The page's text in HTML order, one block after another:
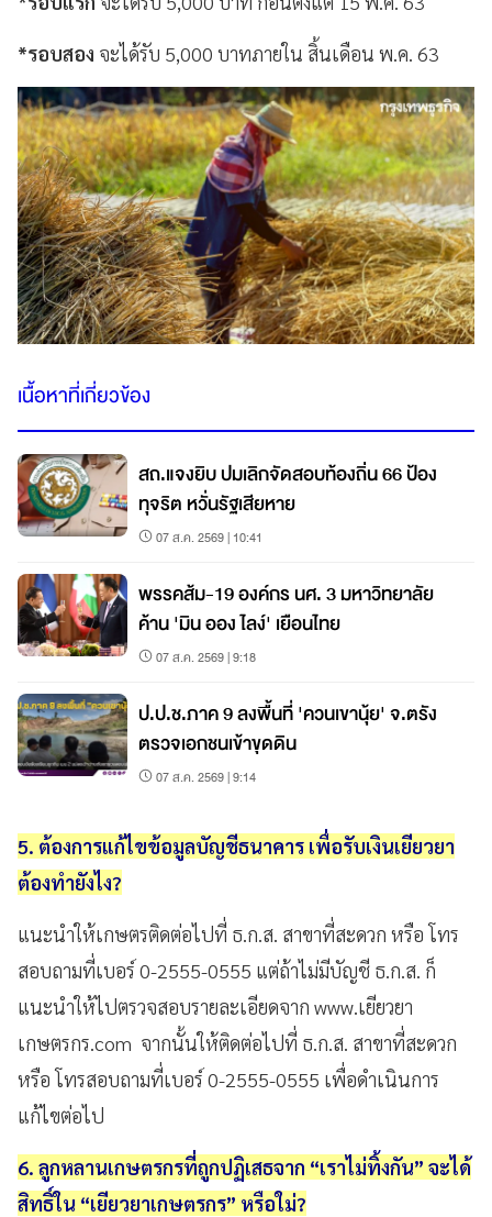
*รอบสอง จะได้รับ 5,000 บาทภายใน สิ้นเดือน พ.ค. 63
เนื้อหาที่เกี่ยวข้อง
สถ.แจงยิบ ปมเลิกจัดสอบท้องถิ่น 66 ป้อง
ทุจริต หวั่นรัฐเสียหาย
07 ส.ค. 2569 | 10:41
พรรคส้ม-19 องค์กร นศ. 3 มหาวิทยาลัย
ค้าน 'มิน ออง ไลง์' เยือนไทย
07 ส.ค. 2569 | 9:18
ป.ป.ช.ภาค 9 ลงพื้นที่ 'ควนเขานุ้ย' จ.ตรัง
ตรวจเอกชนเข้าขุดดิน
07 ส.ค. 2569 | 9:14
5. ต้องการแก้ไขข้อมูลบัญชีธนาคาร เพื่อรับเงินเยียวยา
ต้องทำยังไง?
แนะนำให้เกษตรติดต่อไปที่ ธ.ก.ส. สาขาที่สะดวก หรือ โทร
สอบถามที่เบอร์ 0-2555-0555 แต่ถ้าไม่มีบัญชี ธ.ก.ส. ก็
แนะนำให้ไปตรวจสอบรายละเอียดจาก www.เยียวยา
เกษตรกร.com จากนั้นให้ติดต่อไปที่ ธ.ก.ส. สาขาที่สะดวก
หรือ โทรสอบถามที่เบอร์ 0-2555-0555 เพื่อดำเนินการ
แก้ไขต่อไป
6. ลูกหลานเกษตรกรที่ถูกปฏิเสธจาก “เราไม่ทิ้งกัน” จะได้
สิทธิ์ใน “เยียวยาเกษตรกร” หรือใม่?